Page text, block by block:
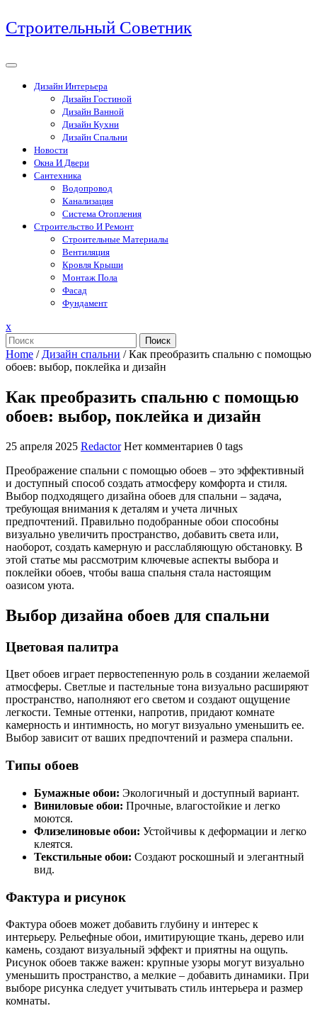
Перейти
к
Строительный Советник
Дизайн Интерьера
Дизайн Гостиной
Дизайн Ванной
Дизайн Кухни
Дизайн Спальни
Новости
Окна И Двери
Сантехника
Водопровод
Канализация
Система Отопления
Строительство И Ремонт
Строительные Материалы
Вентиляция
Кровля Крыши
Монтаж Пола
Фасад
Фундамент
xЗакрыть
меню
Поиск
Home / Дизайн спальни /Как преобразить спальню с помощью
обоев: выбор, поклейка и дизайн
Как преобразить спальню с помощью
обоев: выбор, поклейка и дизайн
25 апреля 2025 Redactor Нет комментариев 0 tags
Преображение спальни с помощью обоев – это эффективный
и доступный способ создать атмосферу комфорта и стиля.
Выбор подходящего дизайна обоев для спальни – задача,
требующая внимания к деталям и учета личных
предпочтений. Правильно подобранные обои способны
визуально увеличить пространство, добавить света или,
наоборот, создать камерную и расслабляющую обстановку. В
этой статье мы рассмотрим ключевые аспекты выбора и
поклейки обоев, чтобы ваша спальня стала настоящим
оазисом уюта.
Выбор дизайна обоев для спальни
Цветовая палитра
Цвет обоев играет первостепенную роль в создании желаемой
атмосферы. Светлые и пастельные тона визуально расширяют
пространство, наполняют его светом и создают ощущение
легкости. Темные оттенки, напротив, придают комнате
камерность и интимность, но могут визуально уменьшить ее.
Выбор зависит от ваших предпочтений и размера спальни.
Типы обоев
Бумажные обои: Экологичный и доступный вариант.
Виниловые обои: Прочные, влагостойкие и легко
моются.
Флизелиновые обои: Устойчивы к деформации и легко
клеятся.
Текстильные обои: Создают роскошный и элегантный
вид.
Фактура и рисунок
Фактура обоев может добавить глубину и интерес к
интерьеру. Рельефные обои, имитирующие ткань, дерево или
камень, создают визуальный эффект и приятны на ощупь.
Рисунок обоев также важен: крупные узоры могут визуально
уменьшить пространство, а мелкие – добавить динамики. При
выборе рисунка следует учитывать стиль интерьера и размер
комнаты.